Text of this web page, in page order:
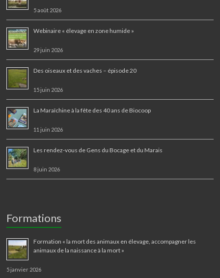
5 août 2026
Webinaire « élevage en zone humide »
29 juin 2026
Des oiseaux et des vaches – épisode 20
15 juin 2026
La Maraîchine à la fête des 40 ans de Biocoop
11 juin 2026
Les rendez-vous de Gens du Bocage et du Marais
8 juin 2026
Formations
Formation « la mort des animaux en élevage, accompagner les
animaux de la naissance à la mort »
5 janvier 2026